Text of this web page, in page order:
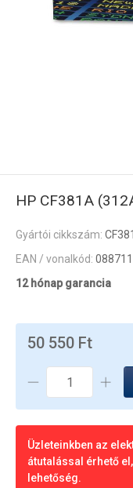
HP CF381A
Gyártói cikkszám:
EAN / vonalkód:
12 hónap garancia
50 550 Ft
Üzleteinkben az
átutalással érhető
lehetőség.